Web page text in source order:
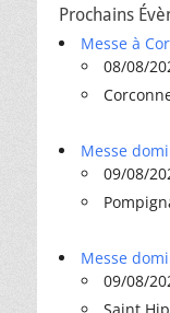
Prochains
Messe à
08/08/
Messe
09/08/
Messe
09/08/